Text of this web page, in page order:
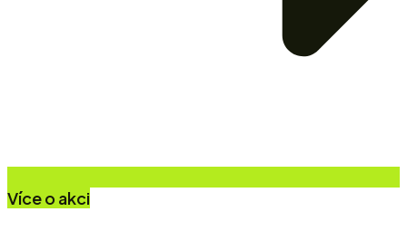
Více o akci